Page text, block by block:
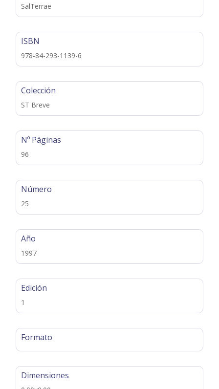
SalTerrae
ISBN
978-84-293-1139-6
Colección
ST Breve
Nº Páginas
96
Número
25
Año
1997
Edición
1
Formato
Dimensiones